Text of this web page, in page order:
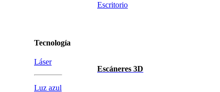
Tecnología
Láser
Luz azul
Escritorio
Escáneres 3D